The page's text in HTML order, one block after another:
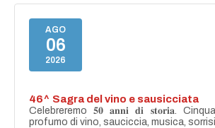
AGO
06
2026
46^ Sagra del vino e sausicciata
Celebreremo 𝟓𝟎 𝐚𝐧𝐧𝐢 𝐝𝐢 𝐬𝐭𝐨𝐫𝐢𝐚.
profumo di vino, sauciccia, musica,